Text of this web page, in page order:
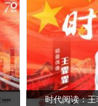
时代阅读：